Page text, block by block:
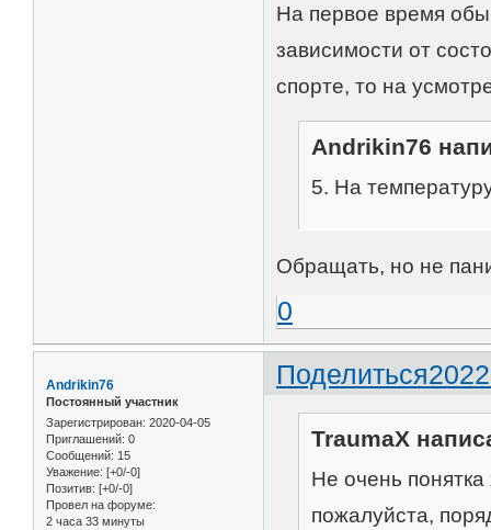
На первое время
зависимости от
спорте, то на
Andrikin76
5. На
Обращать, но не
0
Поделиться
Andrikin76
Постоянный участник
Зарегистрирован: 2020-04-05
Приглашений: 0
Сообщений: 15
Уважение: [+0/-0]
Позитив: [+0/-0]
Провел на форуме:
2 часа 33 минуты
TraumaX
Не очень понятка
пожалуйста,